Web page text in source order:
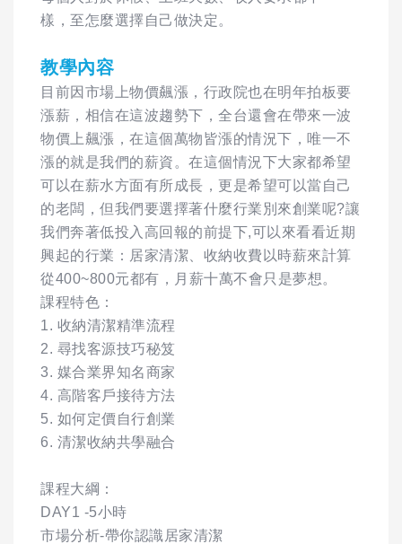
樣，至怎麼選擇自己做決定。
教學內容
目前因市場上物價飆漲，行政院也在明年拍板要
漲薪，相信在這波趨勢下，全台還會在帶來一波
物價上飆漲，在這個萬物皆漲的情況下，唯一不
漲的就是我們的薪資。在這個情況下大家都希望
可以在薪水方面有所成長，更是希望可以當自己
的老闆，但我們要選擇著什麼行業別來創業呢?讓
我們奔著低投入高回報的前提下,可以來看看近期
興起的行業：居家清潔、收納收費以時薪來計算
從400~800元都有，月薪十萬不會只是夢想。
課程特色：
1. 收納清潔精準流程
2. 尋找客源技巧秘笈
3. 媒合業界知名商家
4. 高階客戶接待方法
5. 如何定價自行創業
6. 清潔收納共學融合
課程大綱：
DAY1 -5小時
市場分析-帶你認識居家清潔